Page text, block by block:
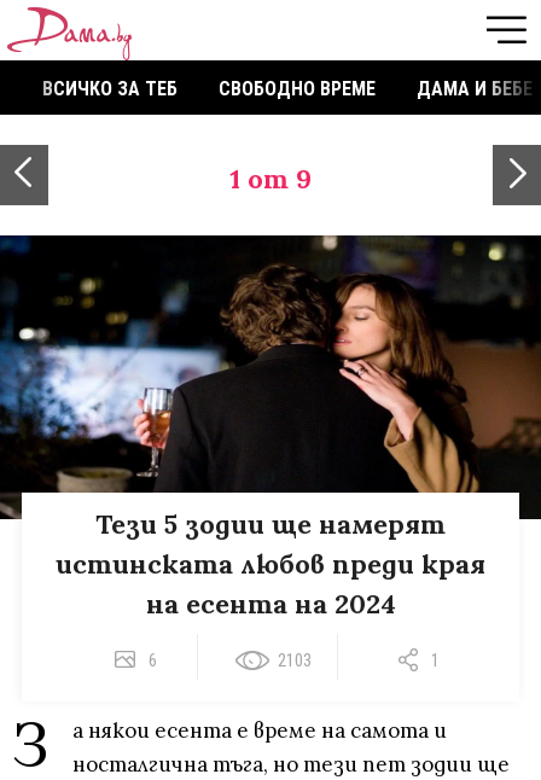
ВСИЧКО ЗА ТЕБ СВОБОДНО ВРЕМЕ ДАМА И БЕБЕ
1 от 9
Тези 5 зодии ще намерят
истинската любов преди края
на есента на 2024
6 2103 1
З
а някои есента е време на самота и
носталгична тъга, но тези пет зодии ще